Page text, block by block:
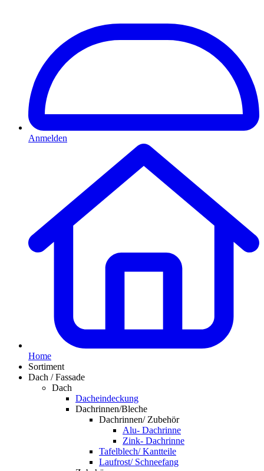
Anmelden
Home
Sortiment
Dach / Fassade
Dach
Dacheindeckung
Dachrinnen/Bleche
Dachrinnen/ Zubehör
Alu- Dachrinne
Zink- Dachrinne
Tafelblech/ Kantteile
Laufrost/ Schneefang